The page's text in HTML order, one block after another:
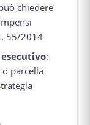
chiedere
55/2014
:
parcella